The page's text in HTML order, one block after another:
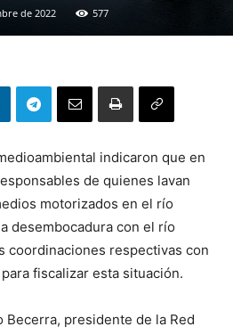
de 2022 577
indicaron que en
de quienes lavan
motorizados en el río
desembocadura con el río
coordinaciones respectivas con
fiscalizar esta situación.
Becerra, presidente de la Red